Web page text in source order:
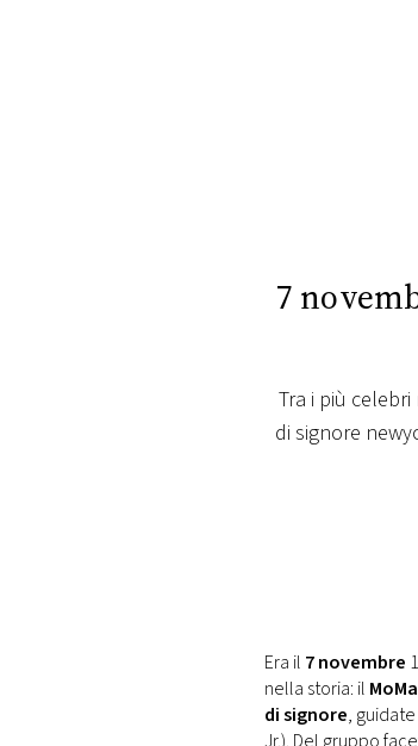
VIDEO
PRINCIPATO
7
Tra i più
di signore
Era il 7 novembre
nella storia: il MoMa
di signore,